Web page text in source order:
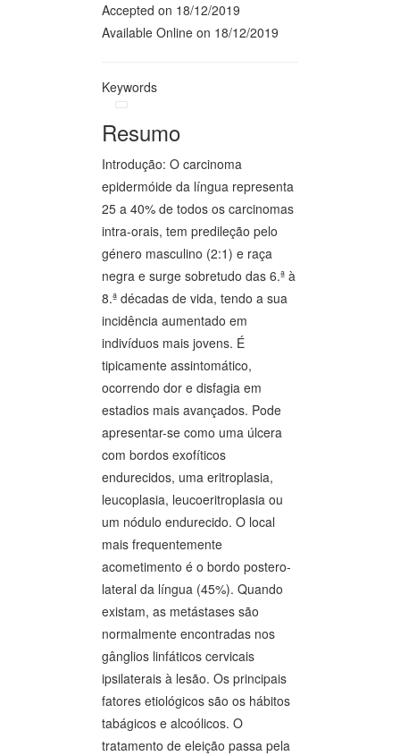
Accepted on 18/12/2019
Available Online on 18/12/2019
Keywords
Resumo
Introdução: O carcinoma
epidermóide da língua representa
25 a 40% de todos os carcinomas
intra-orais, tem predileção pelo
género masculino (2:1) e raça
negra e surge sobretudo das 6.ª à
8.ª décadas de vida, tendo a sua
incidência aumentado em
indivíduos mais jovens. É
tipicamente assintomático,
ocorrendo dor e disfagia em
estadios mais avançados. Pode
apresentar-se como uma úlcera
com bordos exofíticos
endurecidos, uma eritroplasia,
leucoplasia, leucoeritroplasia ou
um nódulo endurecido. O local
mais frequentemente
acometimento é o bordo postero-
lateral da língua (45%). Quando
existam, as metástases são
normalmente encontradas nos
gânglios linfáticos cervicais
ipsilaterais à lesão. Os principais
fatores etiológicos são os hábitos
tabágicos e alcoólicos. O
tratamento de eleição passa pela